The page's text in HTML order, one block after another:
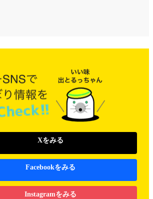
Xをみる
Facebookをみる
Instagramをみる